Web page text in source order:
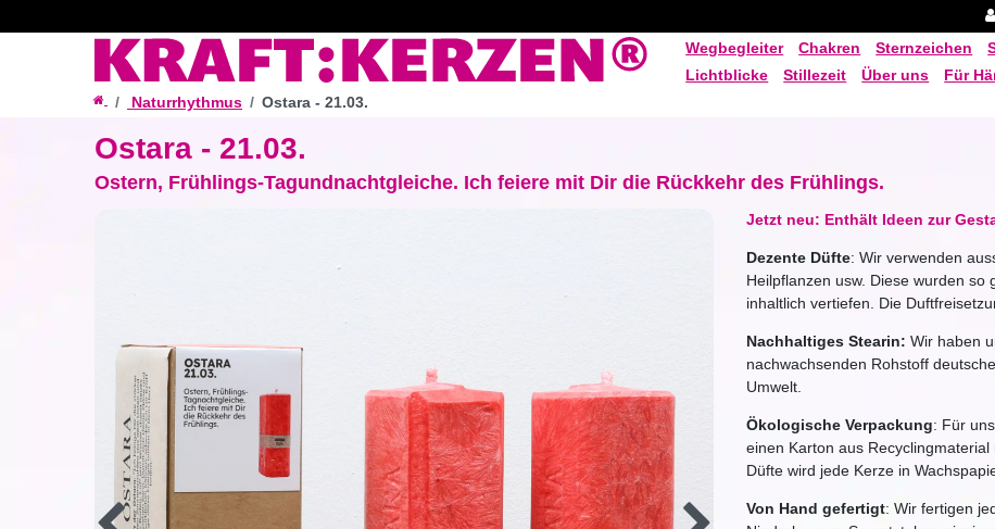
Wegbegleiter Chakren Sternzeichen
Lichtblicke
Stillezeit Über uns
Für
Naturrhythmus
Ostara - 21.03.
Ostara - 21.03.
Ostern, Frühlings-Tagundnachtgleiche. Ich feiere mit Dir die Rückkehr des Frühlings.
Jetzt neu: Enthält Ideen zur
Dezente Düfte: Wir verwenden
Heilpflanzen usw. Diese wurden
inhaltlich vertiefen. Die
Nachhaltiges Stearin: Wir haben
nachwachsenden Rohstoff
Umwelt.
Ökologische Verpackung: Für
einen Karton aus
Düfte wird jede Kerze in
Von Hand gefertigt: Wir fertigen